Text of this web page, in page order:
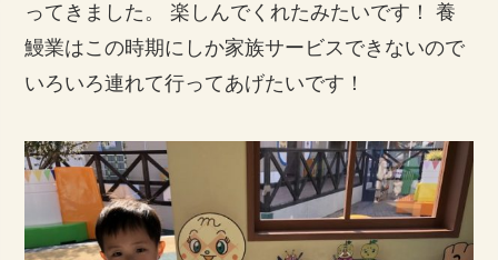
ってきました。 楽しんでくれたみたいです！ 養
鰻業はこの時期にしか家族サービスできないので
いろいろ連れて行ってあげたいです！